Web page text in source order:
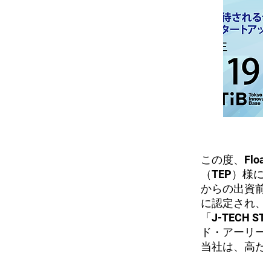
この度、
（TEP）様
からの出資
に認定され
「J-TECH
ド・アーリ
当社は、高